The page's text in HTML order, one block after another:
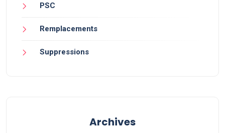
PSC
Remplacements
Suppressions
Archives